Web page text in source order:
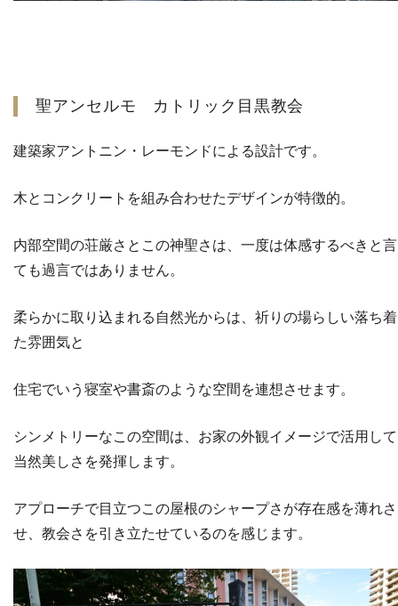
聖アンセルモ カトリック目黒教会
建築家アントニン・レーモンドによる設計です。
木とコンクリートを組み合わせたデザインが特徴的。
内部空間の荘厳さとこの神聖さは、一度は体感するべきと
ても過言ではありません。
柔らかに取り込まれる自然光からは、祈りの場らしい落ち
た雰囲気と
住宅でいう寝室や書斎のような空間を連想させます。
シンメトリーなこの空間は、お家の外観イメージで活用し
当然美しさを発揮します。
アプローチで目立つこの屋根のシャープさが存在感を薄れさ
せ、教会さを引き立たせているのを感じます。